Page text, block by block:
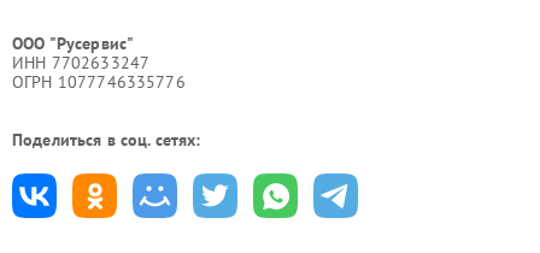
ООО "Русервис"
ИНН 7702633247
ОГРН 1077746335776
Поделиться в соц. сетях: